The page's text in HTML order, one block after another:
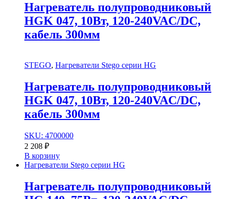
Нагреватель полупроводниковый
HGK 047, 10Вт, 120-240VAC/DC,
кабель 300мм
STEGO, Нагреватели Stego серии HG
Нагреватель полупроводниковый
HGK 047, 10Вт, 120-240VAC/DC,
кабель 300мм
SKU: 4700000
2 208 ₽
В корзину
Нагреватели Stego серии HG
Нагреватель полупроводниковый